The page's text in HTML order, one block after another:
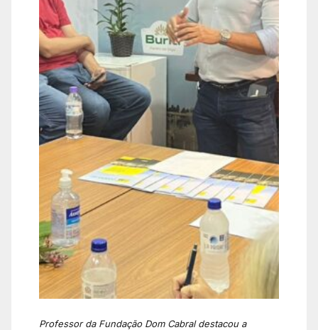
Professor da Fundação Dom Cabral destacou a